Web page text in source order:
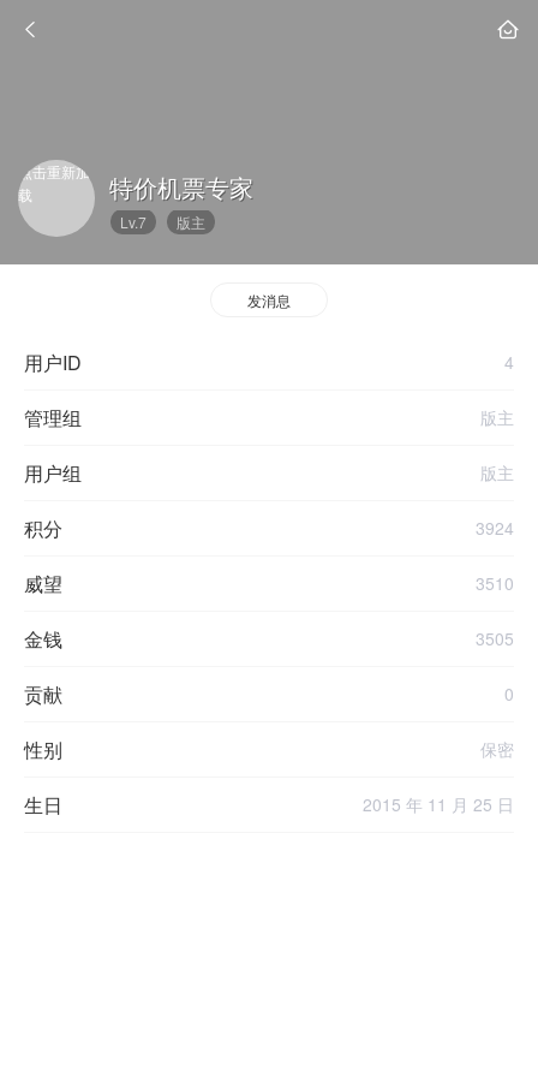
点击重新加
载
特价机票专家
Lv.7 版主
发消息
用户ID 4
管理组 版主
用户组 版主
积分 3924
威望 3510
金钱 3505
贡献 0
性别 保密
生日 2015 年 11 月 25 日